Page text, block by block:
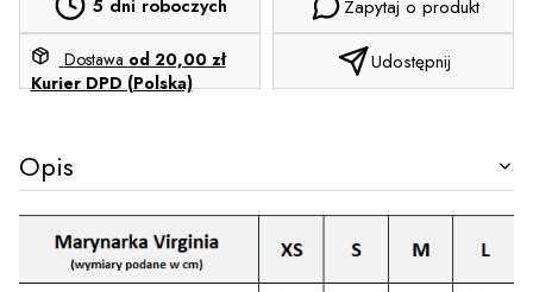
5 dni roboczych
Dostawa od 20,00 zł
Kurier DPD (Polska)
Zapytaj o produkt
Udostępnij
Opis